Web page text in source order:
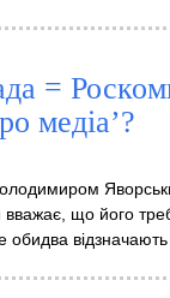
=
медіа’?
що його
відзначають